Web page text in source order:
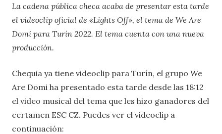
La cadena pública checa acaba de presentar esta tarde
el videoclip oficial de «Lights Off», el tema de We Are
Domi para Turín 2022. El tema cuenta con una nueva
producción.
Chequia ya tiene videoclip para Turín, el grupo We
Are Domi ha presentado esta tarde desde las 18:12
el video musical del tema que les hizo ganadores del
certamen ESC CZ. Puedes ver el videoclip a
continuación: